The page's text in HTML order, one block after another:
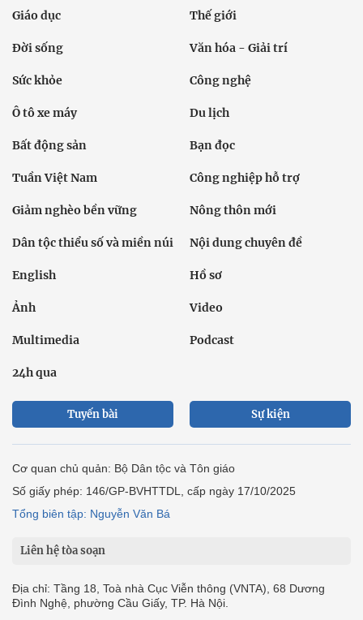
Giáo dục Thế giới
Đời sống Văn hóa - Giải trí
Sức khỏe Công nghệ
Ô tô xe máy Du lịch
Bất động sản Bạn đọc
Tuần Việt Nam Công nghiệp hỗ trợ
Giảm nghèo bền vững Nông thôn mới
Dân tộc thiểu số và miền núi Nội dung chuyên đề
English Hồ sơ
Ảnh Video
Multimedia Podcast
24h qua
Tuyến bài Sự kiện
Cơ quan chủ quản: Bộ Dân tộc và Tôn giáo
Số giấy phép: 146/GP-BVHTTDL, cấp ngày 17/10/2025
Tổng biên tập: Nguyễn Văn Bá
Liên hệ tòa soạn
Địa chỉ: Tầng 18, Toà nhà Cục Viễn thông (VNTA), 68 Dương
Đình Nghệ, phường Cầu Giấy, TP. Hà Nội.